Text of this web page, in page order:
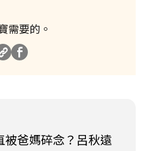
需要的。
被爸媽碎念？呂秋遠